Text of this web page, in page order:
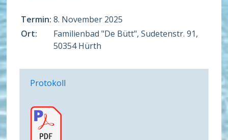
Termin: 8. November 2025
Ort:
Familienbad "De Bütt", Sudetenstr. 91,
50354 Hürth
Protokoll